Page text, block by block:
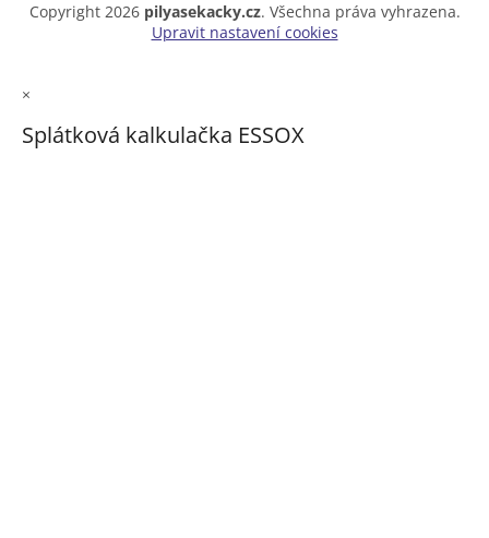
Copyright 2026 pilyasekacky.cz. Všechna práva vyhrazena.
Upravit nastavení cookies
×
Splátková kalkulačka ESSOX